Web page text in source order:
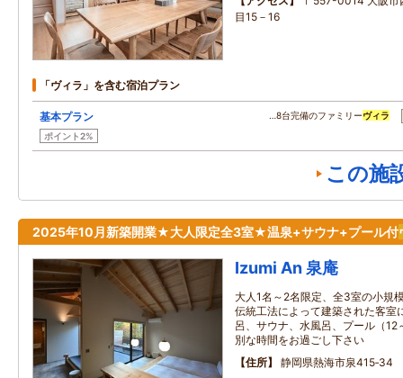
目15－16
「ヴィラ」を含む宿泊プラン
基本プラン
ポイント2%
…8台完備のファミリーヴィラ
この施
2025年10月新築開業★大人限定全3室★温泉+サウナ+プール付
Izumi An 泉庵
大人1名～2名限定、全3室の小規
伝統工法によって建築された客室
呂、サウナ、水風呂、プール（
別な時間をお過ごし下さい
住所
静岡県熱海市泉415‐34